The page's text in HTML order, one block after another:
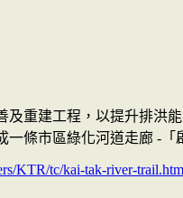
及重建工程，以提升排洪
一條市區綠化河道走廊 -
KTR/tc/kai-tak-river-